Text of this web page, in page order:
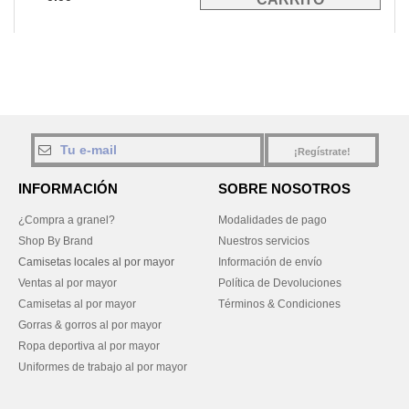
¡Regístrate!
INFORMACIÓN
¿Compra a granel?
Shop By Brand
Camisetas locales al por mayor
Ventas al por mayor
Camisetas al por mayor
Gorras & gorros al por mayor
Ropa deportiva al por mayor
Uniformes de trabajo al por mayor
SOBRE NOSOTROS
Modalidades de pago
Nuestros servicios
Información de envío
Política de Devoluciones
Términos & Condiciones